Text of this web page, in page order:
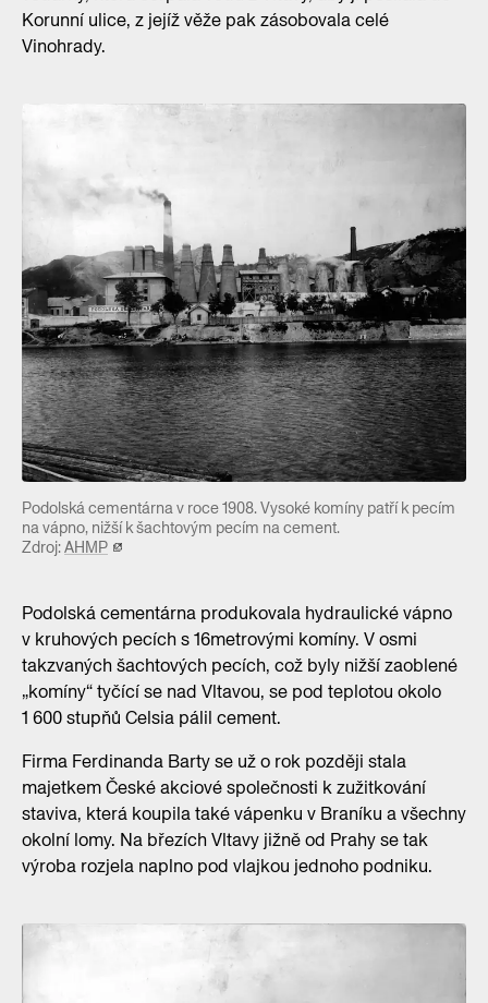
Korunní ulice, z jejíž věže pak zásobovala celé
Vinohrady.
Podolská cementárna v roce 1908. Vysoké komíny patří k pecím
na vápno, nižší k šachtovým pecím na cement.
Zdroj:AHMP
Podolská cementárna produkovala hydraulické vápno
v kruhových pecích s 16metrovými komíny. V osmi
takzvaných šachtových pecích, což byly nižší zaoblené
„komíny“ tyčící se nad Vltavou, se pod teplotou okolo
1 600 stupňů Celsia pálil cement.
Firma Ferdinanda Barty se už o rok později stala
majetkem České akciové společnosti k zužitkování
staviva, která koupila také vápenku v Braníku a všechny
okolní lomy. Na březích Vltavy jižně od Prahy se tak
výroba rozjela naplno pod vlajkou jednoho podniku.